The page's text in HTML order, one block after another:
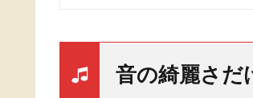
音の綺麗さだ